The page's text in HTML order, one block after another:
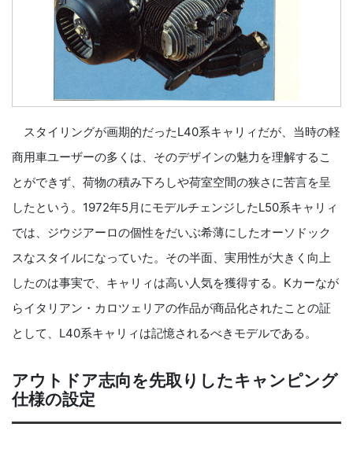
スタイリングが画期的だったL40系キャリィだが、当時の軽
商用車ユーザーの多くは、そのデザインの魅力を理解するこ
とができず、荷物の積み下ろしや荷室空間の狭さに苦言を呈
したという。1972年5月にモデルチェンジしたL50系キャリィ
では、ジウジアーロの個性をだいぶ希薄にしたオーソドック
スなスタイルになっていた。その半面、実用性が大きく向上
したのは事実で、キャリィは高い人気を獲得する。Kカーなが
らイタリアン・カロツェリアの作品が商品化されたことの証
として、L40系キャリィは記憶されるべきモデルである。
アウトドア志向を先取りしたキャンピング
仕様の設定